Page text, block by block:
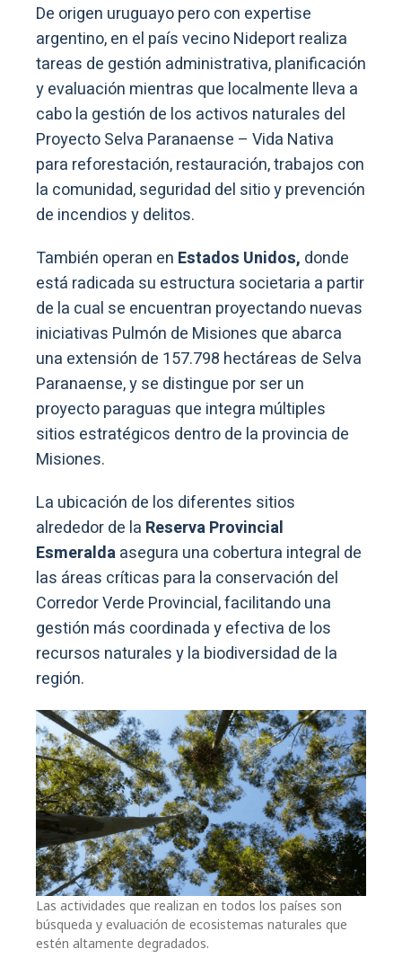
De origen uruguayo pero con expertise
argentino, en el país vecino Nideport realiza
tareas de gestión administrativa, planificación
y evaluación mientras que localmente lleva a
cabo la gestión de los activos naturales del
Proyecto Selva Paranaense – Vida Nativa
para reforestación, restauración, trabajos con
la comunidad, seguridad del sitio y prevención
de incendios y delitos.
También operan en Estados Unidos, donde
está radicada su estructura societaria a partir
de la cual se encuentran proyectando nuevas
iniciativas Pulmón de Misiones que abarca
una extensión de 157.798 hectáreas de Selva
Paranaense, y se distingue por ser un
proyecto paraguas que integra múltiples
sitios estratégicos dentro de la provincia de
Misiones.
La ubicación de los diferentes sitios
alrededor de la Reserva Provincial
Esmeraldaasegura una cobertura integral de
las áreas críticas para la conservación del
Corredor Verde Provincial, facilitando una
gestión más coordinada y efectiva de los
recursos naturales y la biodiversidad de la
región.
Las actividades que realizan en todos los países son
búsqueda y evaluación de ecosistemas naturales que
estén altamente degradados.